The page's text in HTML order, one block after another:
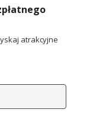
atrakcyjne